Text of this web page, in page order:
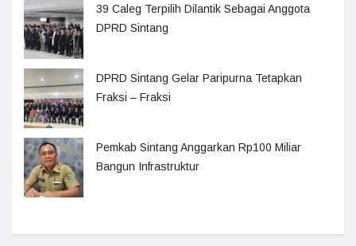
39 Caleg Terpilih Dilantik Sebagai Anggota
DPRD Sintang
DPRD Sintang Gelar Paripurna Tetapkan
Fraksi – Fraksi
Pemkab Sintang Anggarkan Rp100 Miliar
Bangun Infrastruktur